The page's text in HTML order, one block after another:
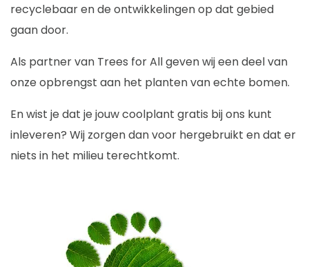
recyclebaar en de ontwikkelingen op dat gebied
gaan door.
Als partner van Trees for All geven wij een deel van
onze opbrengst aan het planten van echte bomen.
En wist je dat je jouw coolplant gratis bij ons kunt
inleveren? Wij zorgen dan voor hergebruikt en dat er
niets in het milieu terechtkomt.